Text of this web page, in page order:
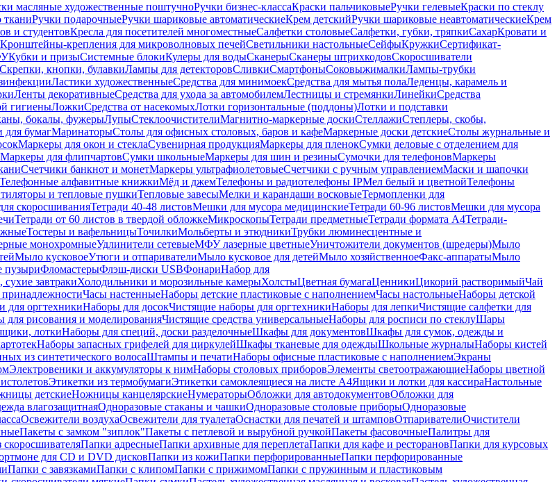
масляные художественные поштучноРучки бизнес-классаКраски пальчиковыеРучки гелевыеКраски по стеклу
тканиРучки подарочныеРучки шариковые автоматическиеКрем детскийРучки шариковые неавтоматическиеКрем
и студентовКресла для посетителей многоместныеСалфетки столовыеСалфетки, губки, тряпкиСахарКровати и
Кронштейны-крепления для микроволновых печейСветильники настольныеСейфыКружкиСертификат-
Кубки и призыСистемные блокиКулеры для водыСканерыСканеры штрихкодовСкоросшиватели
Скрепки, кнопки, булавкиЛампы для детекторовСливкиСмартфоныСоковыжималкиЛампы-трубки
Ластики художественныеСредства для минимоекСредства для мытья полаЛеденцы, карамель и
Ленты декоративныеСредства для ухода за автомобилемЛестницы и стремянкиЛинейкиСредства
гигиеныЛожкиСредства от насекомыхЛотки горизонтальные (поддоны)Лотки и подставки
бокалы, фужерыЛупыСтеклоочистителиМагнитно-маркерные доскиСтеллажиСтеплеры, скобы,
для бумагМаринаторыСтолы для офисных столовых, баров и кафеМаркерные доски детскиеСтолы журнальные и
Маркеры для окон и стеклаСувенирная продукцияМаркеры для пленокСумки деловые с отделением для
Маркеры для флипчартовСумки школьныеМаркеры для шин и резиныСумочки для телефоновМаркеры
Счетчики банкнот и монетМаркеры ультрафиолетовыеСчетчики с ручным управлениемМаски и шапочки
Телефонные алфавитные книжкиМёд и джемТелефоны и радиотелефоны IPМел белый и цветнойТелефоны
и тепловые пушкиТепловые завесыМелки и карандаши восковыеТермопленки для
скоросшиванияТетради 40-48 листовМешки для мусора медицинскиеТетради 60-96 листовМешки для мусора
Тетради от 60 листов в твердой обложкеМикроскопыТетради предметныеТетради формата А4Тетради-
Тостеры и вафельницыТочилкиМольберты и этюдникиТрубки люминесцентные и
монохромныеУдлинители сетевыеМФУ лазерные цветныеУничтожители документов (шредеры)Мыло
Мыло кусковоеУтюги и отпаривателиМыло кусковое для детейМыло хозяйственноеФакс-аппаратыМыло
ФломастерыФлэш-диски USBФонариНабор для
завтракиХолодильники и морозильные камерыХолстыЦветная бумагаЦенникиЦикорий растворимыйЧай
Часы настенныеНаборы детские пластиковые с наполнениемЧасы настольныеНаборы детской
для оргтехникиНаборы для досокЧистящие наборы для оргтехникиНаборы для лепкиЧистящие салфетки для
для рисования и моделированияЧистящие средства универсальныеНаборы для росписи по стеклуШары
лоткиНаборы для специй, доски разделочныеШкафы для документовШкафы для сумок, одежды и
Наборы запасных грифелей для циркулейШкафы тканевые для одеждыШкольные журналыНаборы кистей
из синтетического волосаШтампы и печатиНаборы офисные пластиковые с наполнениемЭкраны
Электровеники и аккумуляторы к нимНаборы столовых приборовЭлементы светоотражающиеНаборы цветной
Этикетки из термобумагиЭтикетки самоклеящиеся на листе А4Ящики и лотки для кассираНастольные
детскиеНожницы канцелярскиеНумераторыОбложки для автодокументовОбложки для
влагозащитнаяОдноразовые стаканы и чашкиОдноразовые столовые приборыОдноразовые
Освежители воздухаОсвежители для туалетаОснастки для печатей и штамповОтпаривателиОчистители
Пакеты с замком "зиплок"Пакеты с петлевой и вырубной ручкойПакеты фасовочныеПалитры для
Папки адресныеПапки архивные для переплетаПапки для кафе и ресторановПапки для курсовых
для CD и DVD дисковПапки из кожиПапки перфорированныеПапки перфорированные
Папки с завязкамиПапки с клипомПапки с прижимомПапки с пружинным и пластиковым